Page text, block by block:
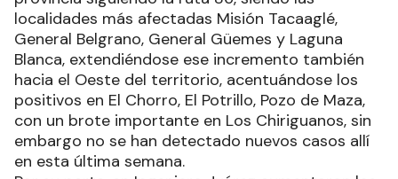
localidades más afectadas Misión Tacaaglé,
General Belgrano, General Güemes y Laguna
Blanca, extendiéndose ese incremento también
hacia el Oeste del territorio, acentuándose los
positivos en El Chorro, El Potrillo, Pozo de Maza,
con un brote importante en Los Chiriguanos, sin
embargo no se han detectado nuevos casos allí
en esta última semana.